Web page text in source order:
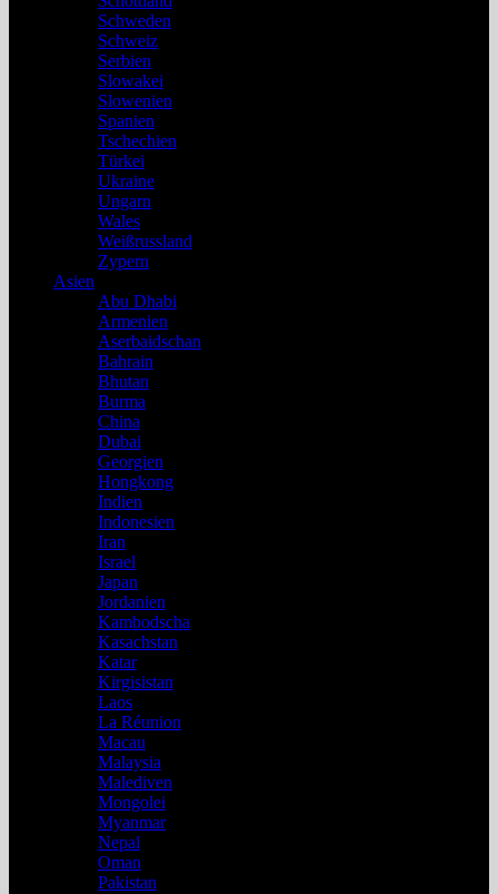
Schweden
Schweiz
Serbien
Slowakei
Slowenien
Spanien
Tschechien
Türkei
Ukraine
Ungarn
Wales
Weißrussland
Zypern
Asien
Abu Dhabi
Armenien
Aserbaidschan
Bahrain
Bhutan
Burma
China
Dubai
Georgien
Hongkong
Indien
Indonesien
Iran
Israel
Japan
Jordanien
Kambodscha
Kasachstan
Katar
Kirgisistan
Laos
La Réunion
Macau
Malaysia
Malediven
Mongolei
Myanmar
Nepal
Oman
Pakistan